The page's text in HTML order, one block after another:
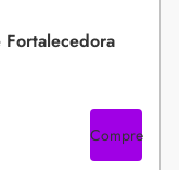
Fortalecedora
Compre